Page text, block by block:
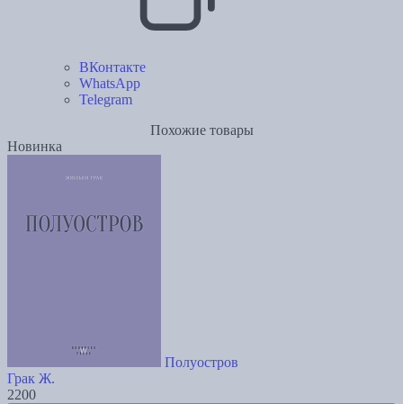
ВКонтакте
WhatsApp
Telegram
Похожие товары
Новинка
Полуостров
Грак Ж.
2200